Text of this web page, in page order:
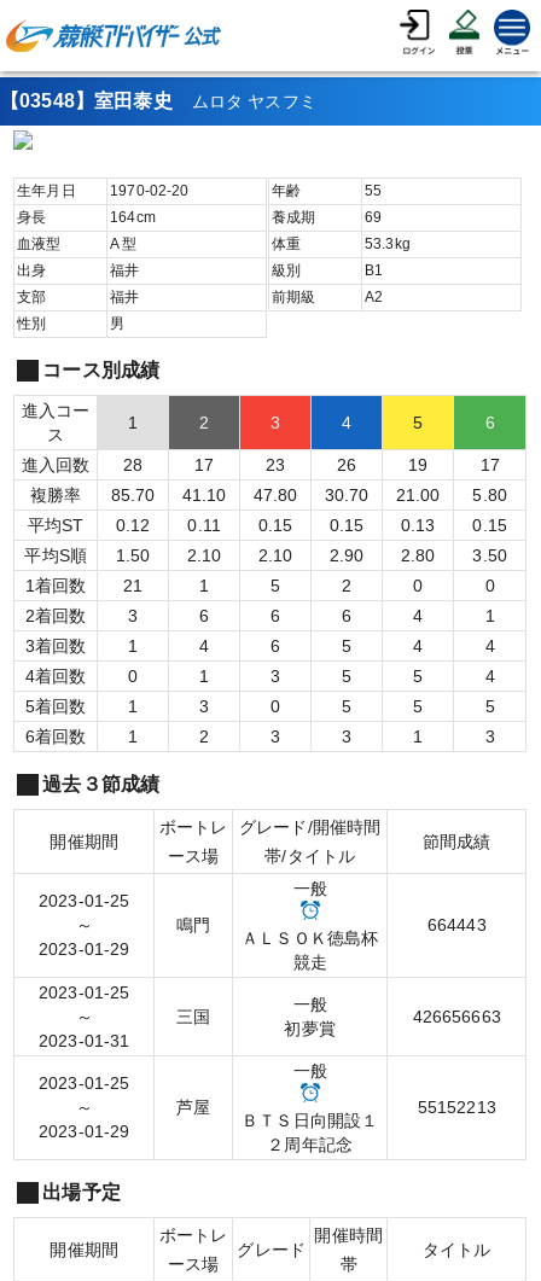
【03548】室田泰史 ムロタ ヤスフミ
生年月日
1970-02-20
身長
164cm
血液型
A型
出身
福井
支部
福井
性別
男
年齢
55
養成期
69
体重
53.3 kg
級別
B1
前期級
A2
コース別成績
進入コー
ス
1 2 3 4 5 6
進入回数 28 17 23 26 19
17
複勝率
85.70 41.10 47.80 30.70 21.00
5.80
平均ST
0.12 0.11 0.15 0.15 0.13
0.15
平均S順
1.50 2.10 2.10 2.90 2.80
3.50
1着回数
21 1 5 2 0
0
2着回数
3 6 6 6 4
1
3着回数
1 4 6 5 4
4
4着回数
0 1 3 5 5
4
5着回数
1 3 0 5 5
5
6着回数
1 2 3 3 1 3
過去３節成績
開催期間
ボートレ
ース場
グレード/開催時間
帯/タイトル
節間成績
2023-01-25
～
2023-01-29
鳴門
一般
ＡＬＳＯＫ徳島杯
競走
664443
2023-01-25
～
2023-01-31
三国
一般
初夢賞
426656663
2023-01-25
～
2023-01-29
芦屋
一般
ＢＴＳ日向開設１
２周年記念
55152213
出場予定
開催期間
ボートレ
ース場
グレード
開催時間
帯
タイトル